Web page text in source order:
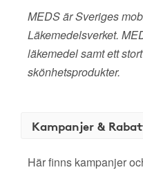
MEDS är Sveriges
Läkemedelsverket.
läkemedel samt ett
skönhetsprodukter.
Kampanjer &
Här finns kampanjer